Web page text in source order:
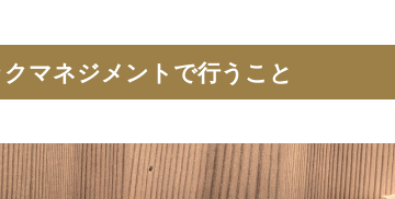
マネジメントで行うこと